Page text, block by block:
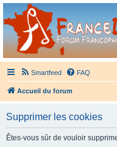
France Didgeridoo
Didgeridoo et Guimbarde sur France
Smartfeed FAQ
Accueil du forum
Supprimer les cookies
Êtes-vous sûr de vouloir